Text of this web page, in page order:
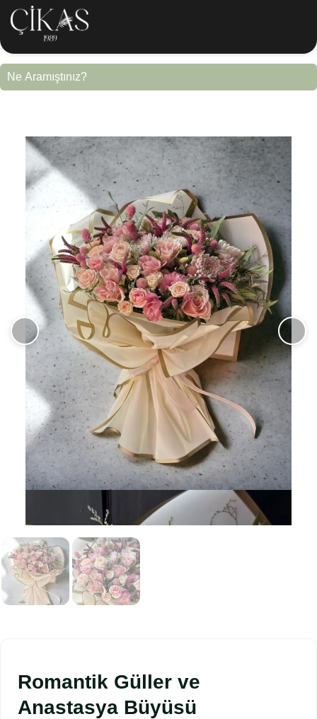
Romantik Güller ve
Anastasya Büyüsü